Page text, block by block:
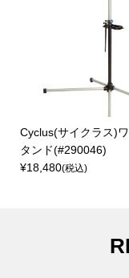
Cyclus(サイクラス)
タンド(#290046)
¥18,480(税込)